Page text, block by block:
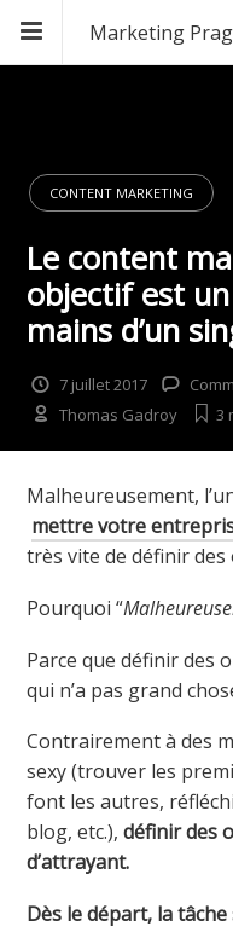
Marketing
CONTENT MARKETING
Le content
objectif est
mains d’un
7 juillet 2017
Thomas Gadroy 3
Malheureusement,
mettre votre
très vite de définir des
Pourquoi “
Parce que définir des
qui n’a pas grand
Contrairement à des
sexy (trouver les
font les autres,
blog, etc.),définir des
d’attrayant.
Dès le départ, la